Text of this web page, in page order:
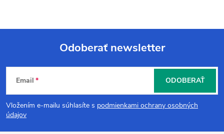
Z
á
p
Odoberať newsletter
Email
Vložením e-mailu súhlasíte s podmienkami ochrany osobných
údajov
ODOBERAŤ